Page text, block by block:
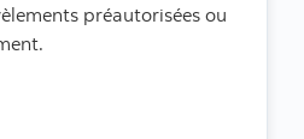
préautorisées ou